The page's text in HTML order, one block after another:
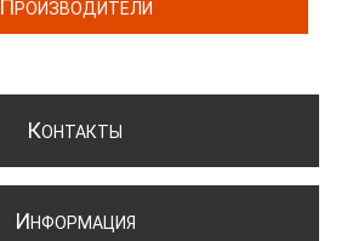
ПРОИЗВОДИТЕЛИ
КОНТАКТЫ
ИНФОРМАЦИЯ